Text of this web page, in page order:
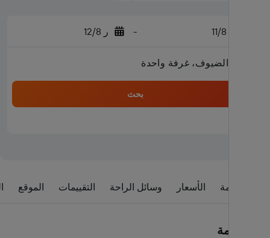
- ر 12/8
بحث
نظرة عامة الأسعار وسائل الراحة التقييمات الموقع
نظرة عامة